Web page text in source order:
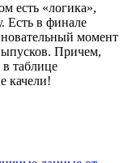
есть «логика»,
Есть в финале
момент
Причем,
таблице
качели!